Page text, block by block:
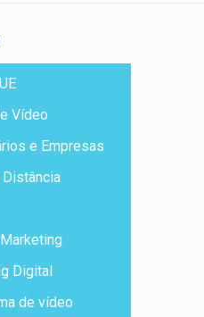
Vídeo
e Empresas
Distância
Digital
de vídeo